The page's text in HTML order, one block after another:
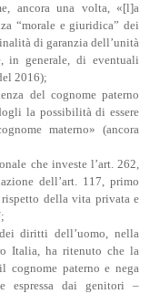
ancora una volta, «[l]a
“morale e giuridica” dei
di garanzia dell’unità
in generale, di eventuali
2016);
del cognome paterno
la possibilità di essere
materno» (ancora
che investe l’art. 262,
dell’art. 117, primo
della vita privata e
diritti dell’uomo, nella
Italia, ha ritenuto che la
cognome paterno e nega
espressa dai genitori –